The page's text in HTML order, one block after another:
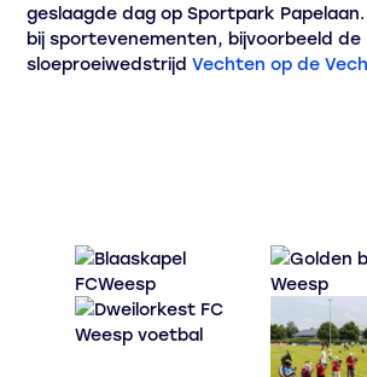
geslaagde dag op Sportpark
bij sportevenementen, bijvoorbeeld de
sloeproeiwedstrijdVechten op de